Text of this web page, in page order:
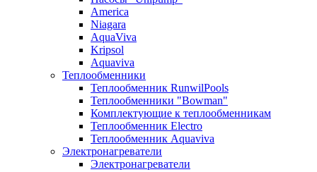
Ameriсa
Niagara
AquaViva
Kripsol
Aquaviva
Теплообменники
Теплообменник RunwilPools
Теплообменники "Bowman"
Комплектующие к теплообменникам
Теплообменник Electro
Теплообменник Aquaviva
Электронагреватели
Электронагреватели